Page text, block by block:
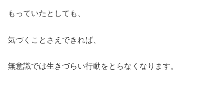
もっていたとしても、
気づくことさえできれば、
無意識では生きづらい行動をとらなくなります。